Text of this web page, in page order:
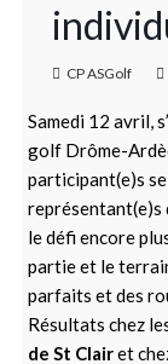
CP ASGolf
Samedi 12 avril,
golf Drôme-
participant(e)s
représentant(e)s
le défi encore
partie et le
parfaits et des
Résultats chez
de St Clairet